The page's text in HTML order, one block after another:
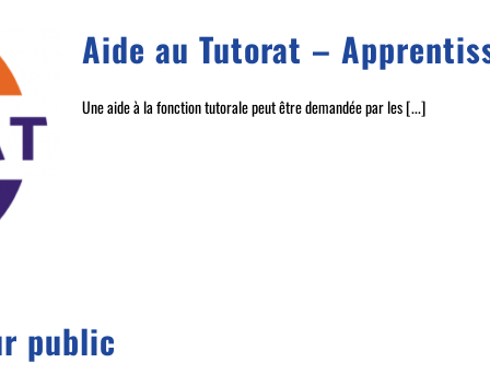
Aide au Tutorat –
Une aide à la fonction tutorale peut être demandée par les [...]
public